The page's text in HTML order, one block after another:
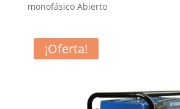
monofásico Abierto
¡Oferta!